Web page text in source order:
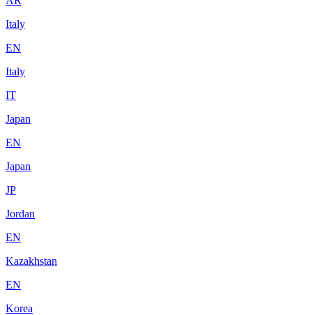
Italy
EN
Italy
IT
Japan
EN
Japan
JP
Jordan
EN
Kazakhstan
EN
Korea